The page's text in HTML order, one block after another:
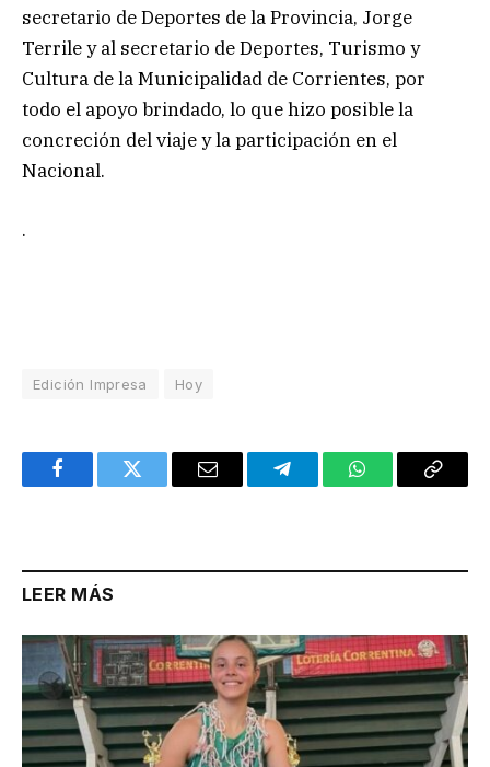
secretario de Deportes de la Provincia, Jorge
Terrile y al secretario de Deportes, Turismo y
Cultura de la Municipalidad de Corrientes, por
todo el apoyo brindado, lo que hizo posible la
concreción del viaje y la participación en el
Nacional.
.
Edición Impresa Hoy
FacebookTwitter Email TelegramWhatsAppCopy
LEER MÁS